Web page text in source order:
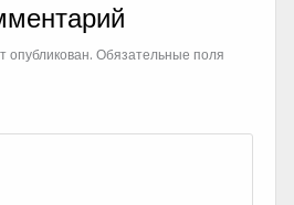
опубликован. Обязательные поля